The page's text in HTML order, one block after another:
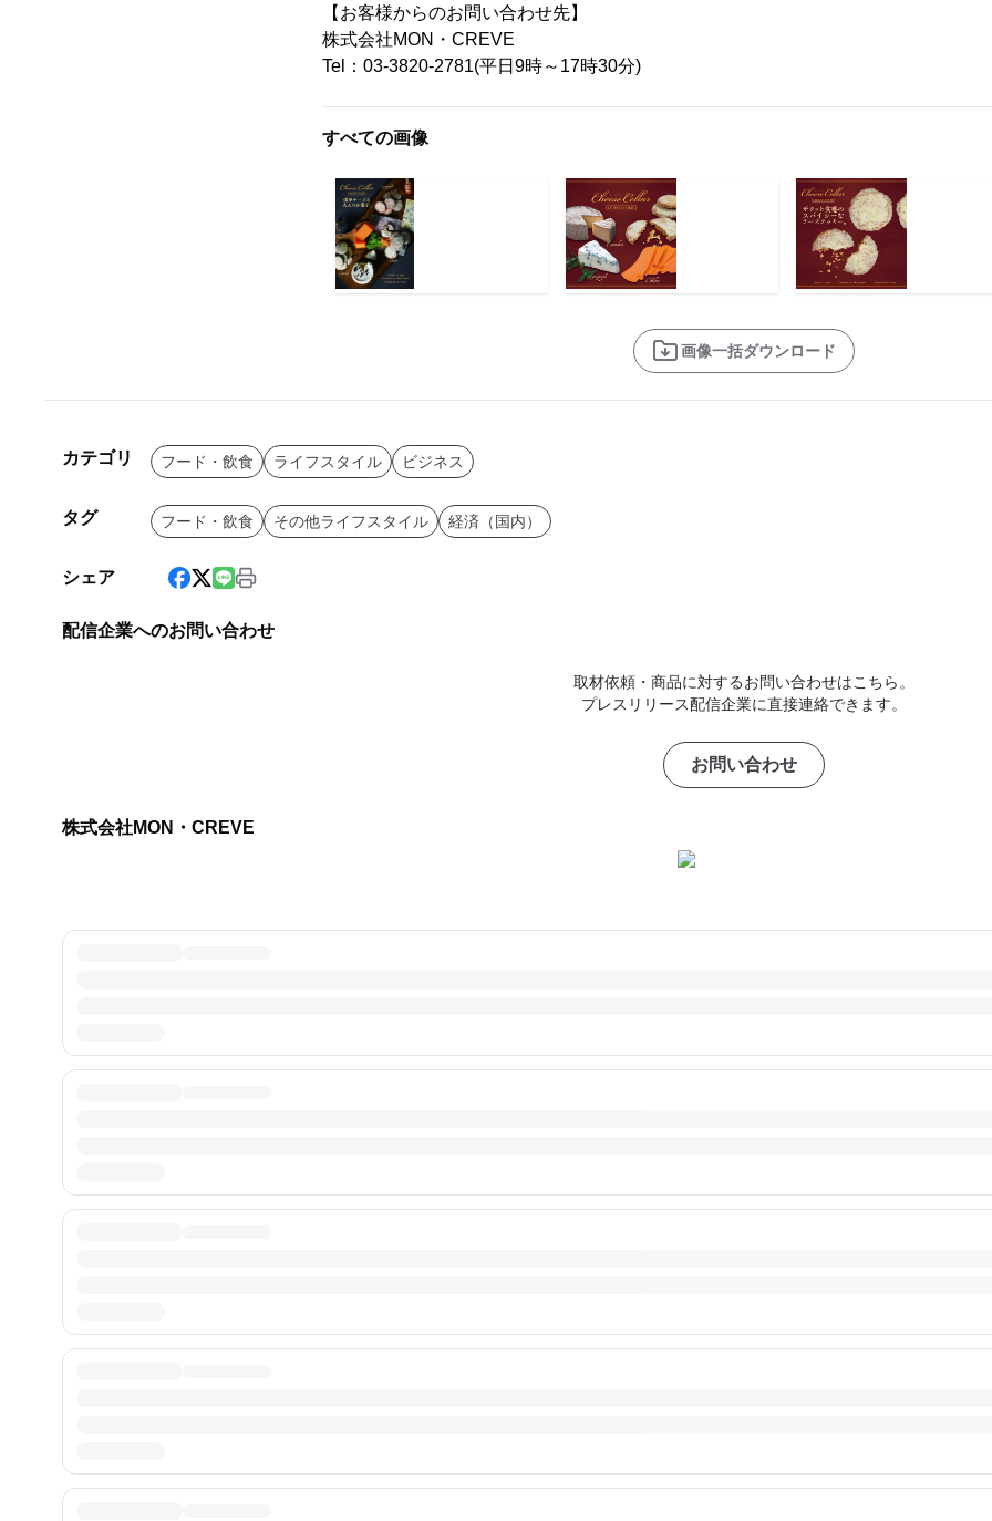
【お客様からのお問い合わせ先】
株式会社MON・CREVE
Tel：03-3820-2781(平日9時～17時30分)
すべての画像
画像一括ダウンロード
カテゴリ フード・飲食 ライフスタイル ビジネス
タグ フード・飲食 その他ライフスタイル 経済（国内）
シェア
配信企業へのお問い合わせ
取材依頼・商品に対するお問い合わせはこちら。
プレスリリース配信企業に直接連絡できます。
お問い合わせ
株式会社MON・CREVE